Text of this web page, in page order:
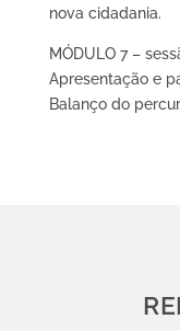
nova cidadania.
MÓDULO 7 –
Apresentação e
Balanço do